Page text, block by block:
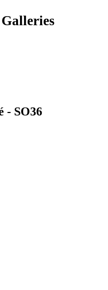
Galleries
- SO36